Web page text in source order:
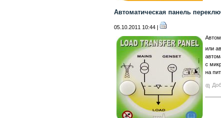
Автоматическая панель
05.10.2011 10:44 |
или
с
на